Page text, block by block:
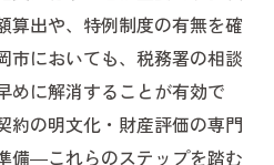
算出や、特例制度の有無を確
市においても、税務署の相談
めに解消することが有効で
約の明文化・財産評価の専門
備―これらのステップを踏む